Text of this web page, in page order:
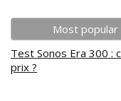
Most popular
Test Sonos Era 300 :
prix ?